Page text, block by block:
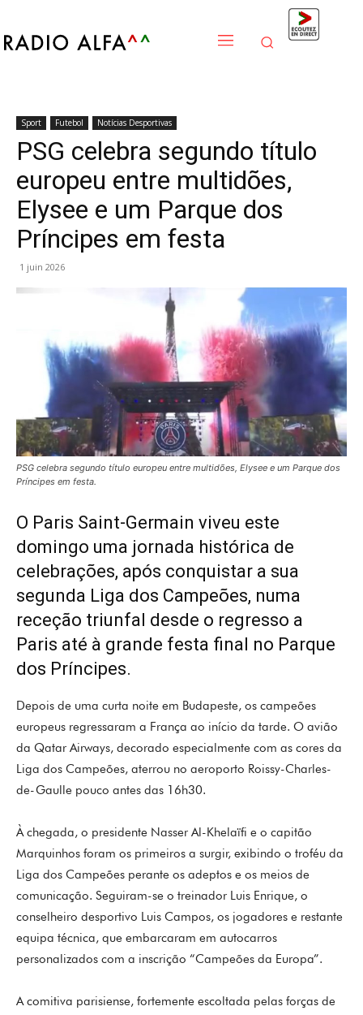
Sport Futebol Notícias Desportivas
PSG celebra segundo título
europeu entre multidões,
Elysee e um Parque dos
Príncipes em festa
1 juin 2026
PSG celebra segundo título europeu entre multidões, Elysee e um Parque dos
Príncipes em festa.
O Paris Saint-Germain viveu este
domingo uma jornada histórica de
celebrações, após conquistar a sua
segunda Liga dos Campeões, numa
receção triunfal desde o regresso a
Paris até à grande festa final no Parque
dos Príncipes.
Depois de uma curta noite em Budapeste, os campeões
europeus regressaram a França ao início da tarde. O avião
da Qatar Airways, decorado especialmente com as cores da
Liga dos Campeões, aterrou no aeroporto Roissy-Charles-
de-Gaulle pouco antes das 16h30.
À chegada, o presidente Nasser Al-Khelaïfi e o capitão
Marquinhos foram os primeiros a surgir, exibindo o troféu da
Liga dos Campeões perante os adeptos e os meios de
comunicação. Seguiram-se o treinador Luis Enrique, o
conselheiro desportivo Luis Campos, os jogadores e restante
equipa técnica, que embarcaram em autocarros
personalizados com a inscrição “Campeões da Europa”.
A comitiva parisiense, fortemente escoltada pelas forças de